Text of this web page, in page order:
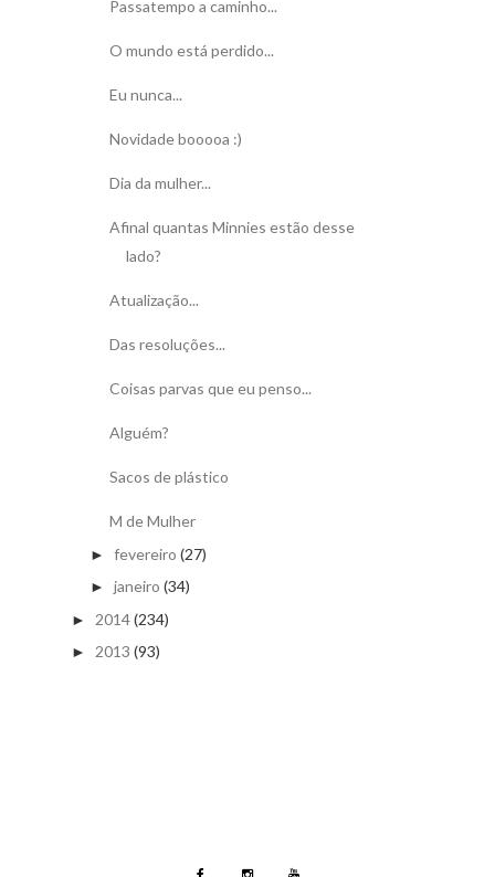
Passatempo a caminho...
O mundo está perdido...
Eu nunca...
Novidade booooa :)
Dia da mulher...
Afinal quantas Minnies estão desse
lado?
Atualização...
Das resoluções...
Coisas parvas que eu penso...
Alguém?
Sacos de plástico
M de Mulher
► fevereiro (27)
► janeiro (34)
► 2014(234)
► 2013 (93)